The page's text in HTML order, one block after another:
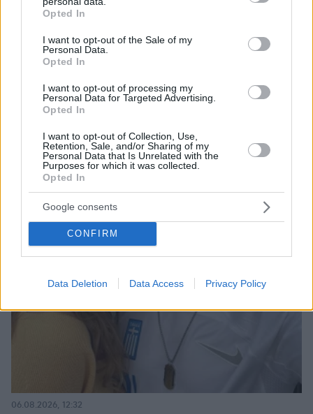
grant or deny consent to Google and its third-party tags to
use your data for below specified purposes in below Google
consent section.
Opted In
I want to opt-out of the Sale of my
Personal Data.
Opted In
I want to opt-out of processing my
Personal Data for Targeted Advertising.
Opted In
I want to opt-out of Collection, Use,
Retention, Sale, and/or Sharing of my
Personal Data that Is Unrelated with the
Purposes for which it was collected.
Opted In
Google consents
CONFIRM
Data Deletion Data Access Privacy Policy
ΔΕΙΤΕ ΟΛΕΣ ΤΙΣ ΕΙΔΗΣΕΙΣ
ΤΑ ΠΙΟ ΔΗΜΟΦΙΛΗ
06.08.2026, 12:32